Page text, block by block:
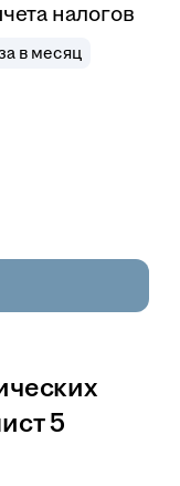
налогов
в месяц
5